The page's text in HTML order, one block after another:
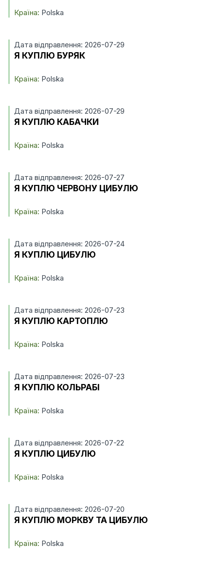
Країна: Polska
Дата відправлення: 2026-07-29
Я КУПЛЮ БУРЯК
Країна: Polska
Дата відправлення: 2026-07-29
Я КУПЛЮ КАБАЧКИ
Країна: Polska
Дата відправлення: 2026-07-27
Я КУПЛЮ ЧЕРВОНУ ЦИБУЛЮ
Країна: Polska
Дата відправлення: 2026-07-24
Я КУПЛЮ ЦИБУЛЮ
Країна: Polska
Дата відправлення: 2026-07-23
Я КУПЛЮ КАРТОПЛЮ
Країна: Polska
Дата відправлення: 2026-07-23
Я КУПЛЮ КОЛЬРАБІ
Країна: Polska
Дата відправлення: 2026-07-22
Я КУПЛЮ ЦИБУЛЮ
Країна: Polska
Дата відправлення: 2026-07-20
Я КУПЛЮ МОРКВУ ТА ЦИБУЛЮ
Країна: Polska